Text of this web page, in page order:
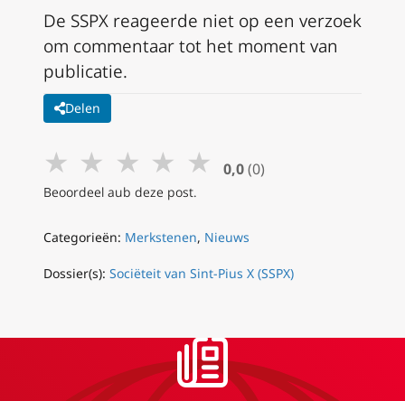
De SSPX reageerde niet op een verzoek
om commentaar tot het moment van
publicatie.
Delen
★ ★ ★ ★ ★ 0,0 (0)
Beoordeel aub deze post.
Categorieën: Merkstenen, Nieuws
Dossier(s): Sociëteit van Sint-Pius X (SSPX)